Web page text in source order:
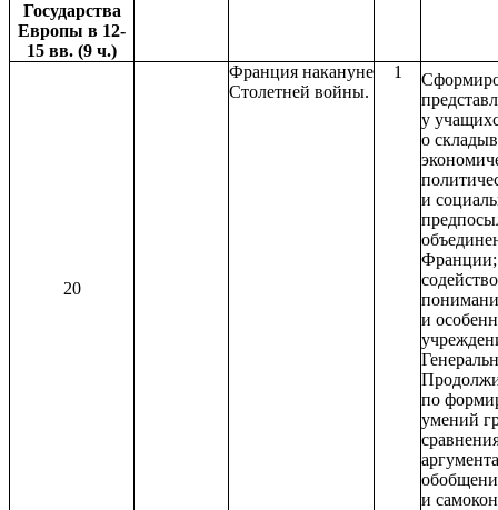
Государства
Европы в 12-
15 вв. (9 ч.)
20
Франция накануне
Столетней войны.
1
у
о
и
Франции;
и
по
умений
и